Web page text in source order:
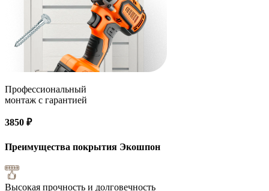
Профессиональный
монтаж с гарантией
3850 ₽
Преимущества покрытия Экошпон
Высокая прочность и долговечность